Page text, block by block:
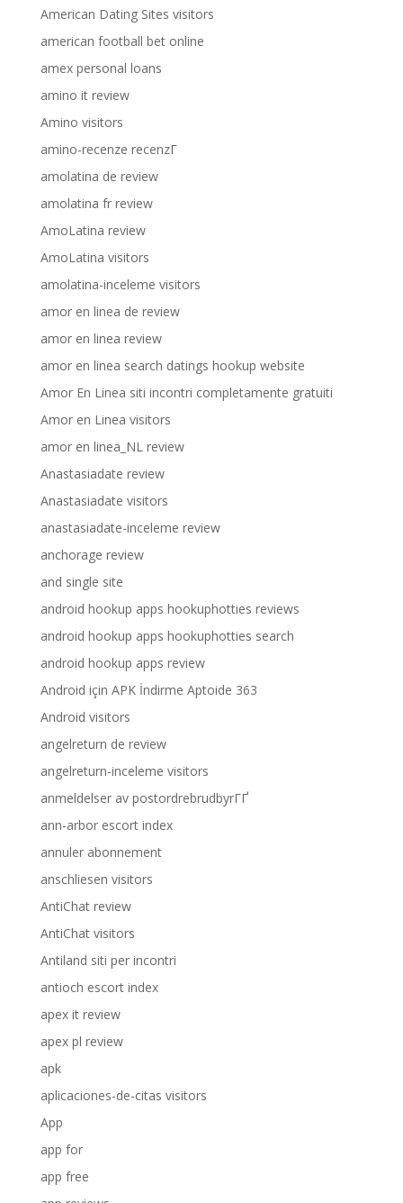
American Dating Sites visitors
american football bet online
amex personal loans
amino it review
Amino visitors
amino-recenze recenzГ­
amolatina de review
amolatina fr review
AmoLatina review
AmoLatina visitors
amolatina-inceleme visitors
amor en linea de review
amor en linea review
amor en linea search datings hookup website
Amor En Linea siti incontri completamente gratuiti
Amor en Linea visitors
amor en linea_NL review
Anastasiadate review
Anastasiadate visitors
anastasiadate-inceleme review
anchorage review
and single site
android hookup apps hookuphotties reviews
android hookup apps hookuphotties search
android hookup apps review
Android için APK İndirme Aptoide 363
Android visitors
angelreturn de review
angelreturn-inceleme visitors
anmeldelser av postordrebrudbyrГҐ
ann-arbor escort index
annuler abonnement
anschliesen visitors
AntiChat review
AntiChat visitors
Antiland siti per incontri
antioch escort index
apex it review
apex pl review
apk
aplicaciones-de-citas visitors
App
app for
app free